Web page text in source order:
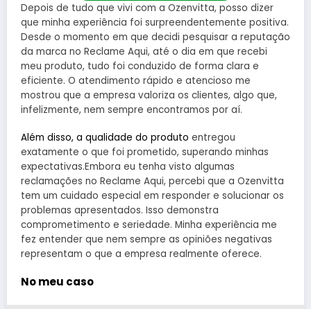
Depois de tudo que vivi com a Ozenvitta, posso dizer
que minha experiência foi surpreendentemente positiva.
Desde o momento em que decidi pesquisar a reputação
da marca no Reclame Aqui, até o dia em que recebi
meu produto, tudo foi conduzido de forma clara e
eficiente. O atendimento rápido e atencioso me
mostrou que a empresa valoriza os clientes, algo que,
infelizmente, nem sempre encontramos por aí.
Além disso, a qualidade do produto entregou
exatamente o que foi prometido, superando minhas
expectativas.Embora eu tenha visto algumas
reclamações no Reclame Aqui, percebi que a Ozenvitta
tem um cuidado especial em responder e solucionar os
problemas apresentados. Isso demonstra
comprometimento e seriedade. Minha experiência me
fez entender que nem sempre as opiniões negativas
representam o que a empresa realmente oferece.
No meu caso